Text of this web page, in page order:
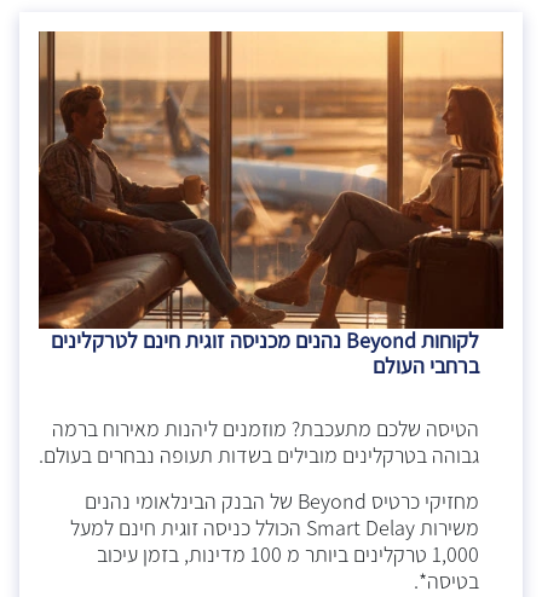
לקוחות Beyond נהנים מכניסה זוגית חינם לטרקלינים
ברחבי העולם
הטיסה שלכם מתעכבת? מוזמנים ליהנות מאירוח ברמה
גבוהה בטרקלינים מובילים בשדות תעופה נבחרים בעולם.
מחזיקי כרטיס Beyond של הבנק הבינלאומי נהנים
משירות Smart Delay הכולל כניסה זוגית חינם למעל
1,000 טרקלינים ביותר מ 100 מדינות, בזמן עיכוב
בטיסה*.